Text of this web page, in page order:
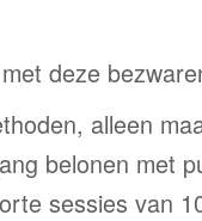
deze
alleen
belonen met
sessies van